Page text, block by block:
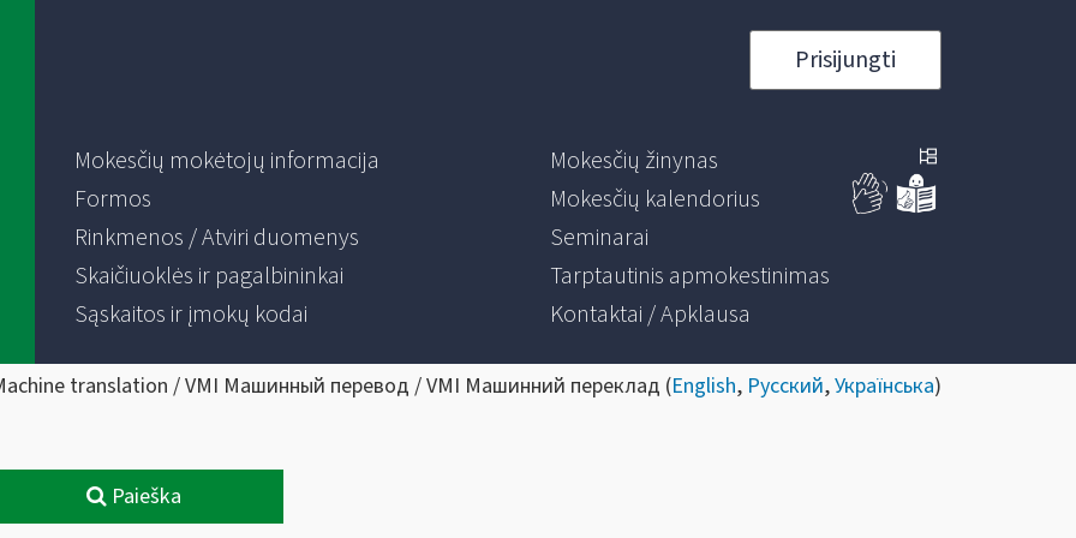
Prisijungti
Mokesčių mokėtojų informacija
Formos
Rinkmenos / Atviri duomenys
Skaičiuoklės ir pagalbininkai
Sąskaitos ir įmokų kodai
Mokesčių žinynas
Mokesčių kalendorius
Seminarai
Tarptautinis apmokestinimas
Kontaktai / Apklausa
translation / VMI Машинный перевод / VMI Машинний переклад (English, Русский,Українська)
Paieška